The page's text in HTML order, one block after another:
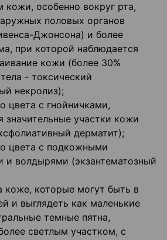
кожи, особенно вокруг рта,
половых органов
Джонсона) и более
при которой наблюдается
кожи (более 30%
- токсический
некролиз);
цвета с гнойничками,
участки кожи
дерматит);
цвета с подкожными
и волдырями (экзантематозный
коже, которые могут быть в
и выглядеть как маленькие
темные пятна,
светлым участком, с